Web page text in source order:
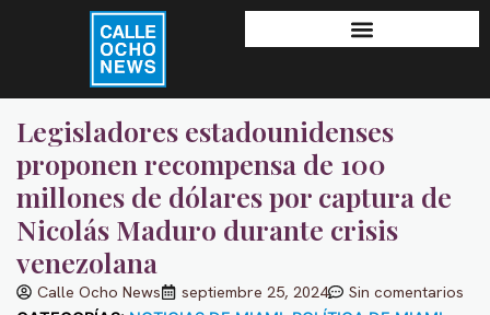
-
f
-
i
n
Legisladores estadounidenses
proponen recompensa de 100
millones de dólares por captura de
Nicolás Maduro durante crisis
venezolana
Calle Ocho News septiembre 25, 2024 Sin comentarios